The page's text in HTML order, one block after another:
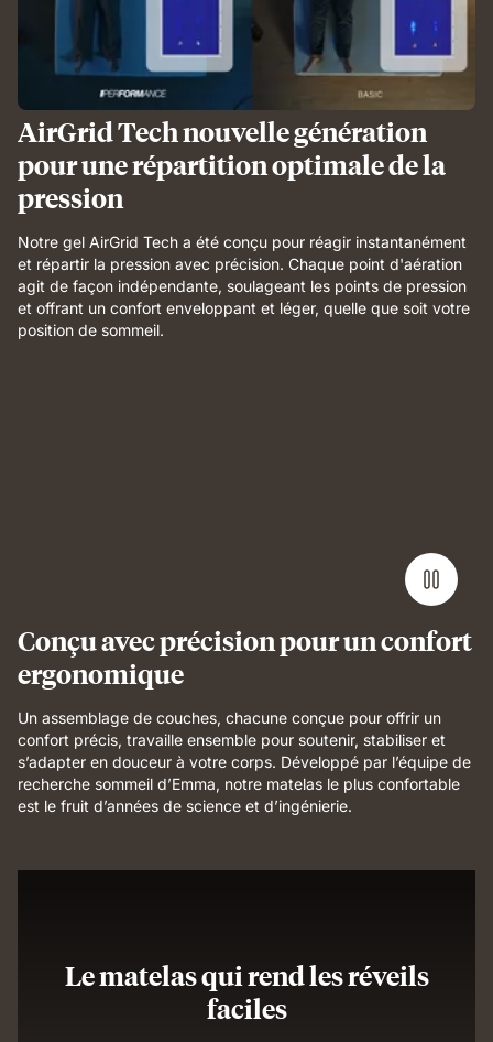
AirGrid Tech nouvelle génération
pour une répartition optimale de la
pression
Notre gel AirGrid Tech a été conçu pour réagir instantanément
et répartir la pression avec précision. Chaque point d'aération
agit de façon indépendante, soulageant les points de pression
et offrant un confort enveloppant et léger, quelle que soit votre
position de sommeil.
Conçu avec précision pour un confort
ergonomique
Un assemblage de couches, chacune conçue pour offrir un
confort précis, travaille ensemble pour soutenir, stabiliser et
s’adapter en douceur à votre corps. Développé par l’équipe de
recherche sommeil d’Emma, notre matelas le plus confortable
est le fruit d’années de science et d’ingénierie.
Le matelas qui rend les réveils
faciles